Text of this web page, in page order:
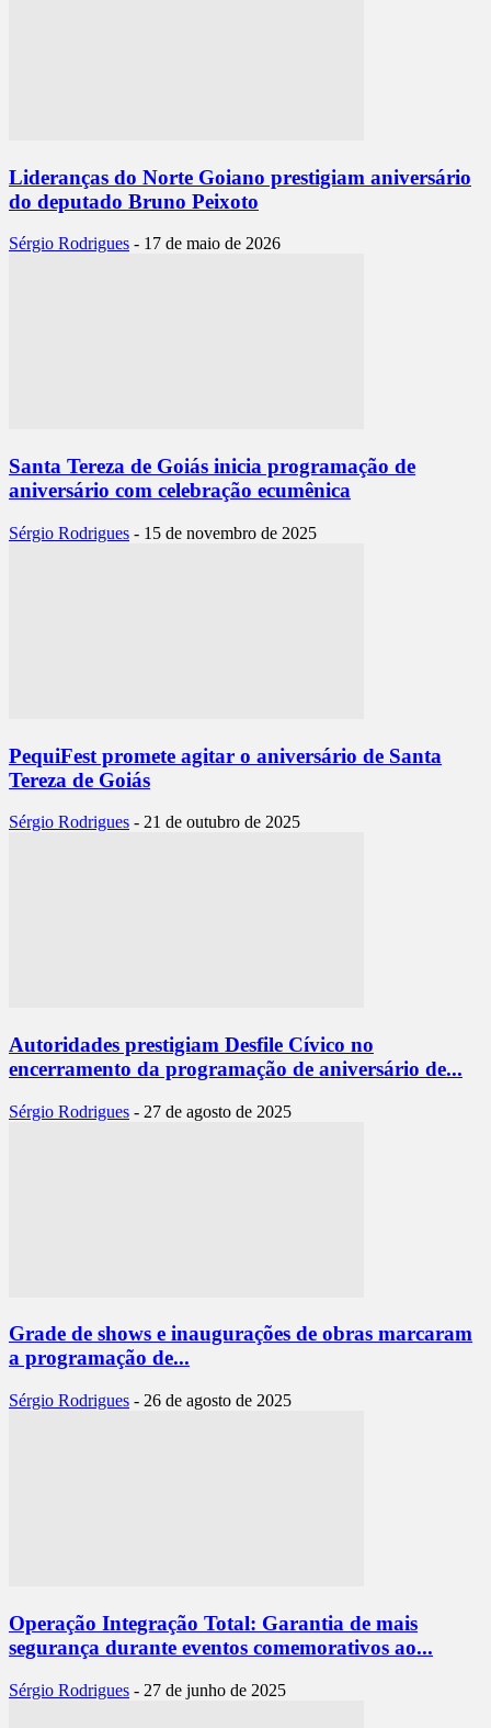
Lideranças do Norte Goiano prestigiam aniversário
do deputado Bruno Peixoto
Sérgio Rodrigues - 17 de maio de 2026
Santa Tereza de Goiás inicia programação de
aniversário com celebração ecumênica
Sérgio Rodrigues - 15 de novembro de 2025
PequiFest promete agitar o aniversário de Santa
Tereza de Goiás
Sérgio Rodrigues - 21 de outubro de 2025
Autoridades prestigiam Desfile Cívico no
encerramento da programação de aniversário de...
Sérgio Rodrigues - 27 de agosto de 2025
Grade de shows e inaugurações de obras marcaram
a programação de...
Sérgio Rodrigues - 26 de agosto de 2025
Operação Integração Total: Garantia de mais
segurança durante eventos comemorativos ao...
Sérgio Rodrigues - 27 de junho de 2025